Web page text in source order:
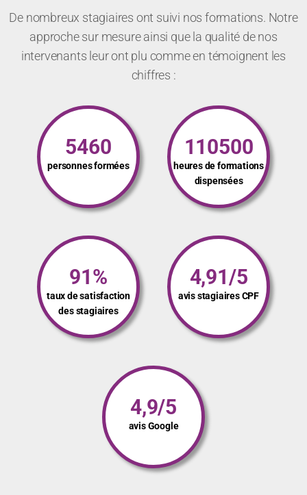
De nombreux stagiaires ont suivi nos formations. Notre
approche sur mesure ainsi que la qualité de nos
intervenants leur ont plu comme en témoignent les
chiffres :
5460
personnes formées
110500
heures de formations
dispensées
91%
taux de satisfaction
des stagiaires
4,91/5
avis stagiaires CPF
4,9/5
avis Google